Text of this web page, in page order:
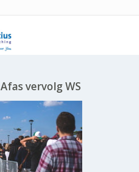
vervolg WS